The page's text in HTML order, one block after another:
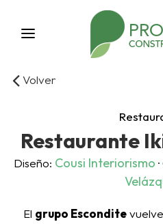
Volver
Restaurante
Diseño: Cousi Interiorismo
El grupo Escondite